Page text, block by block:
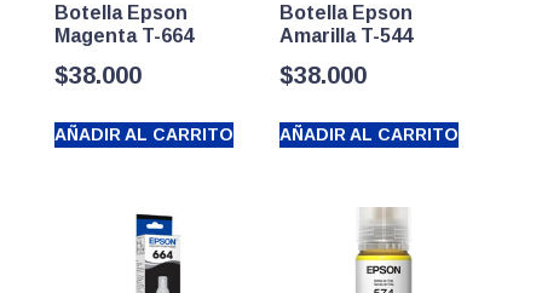
Botella Epson
Magenta T-664
$38.000
AÑADIR AL CARRITO
Botella Epson
Amarilla T-544
$38.000
AÑADIR AL CARRITO